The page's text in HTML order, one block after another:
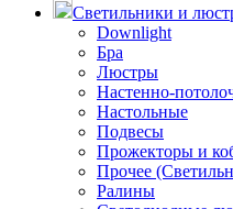
Светильники и
Downlight
Бра
Люстры
Настенно-
Настольные
Подвесы
Прожекторы и
Прочее
Ралины